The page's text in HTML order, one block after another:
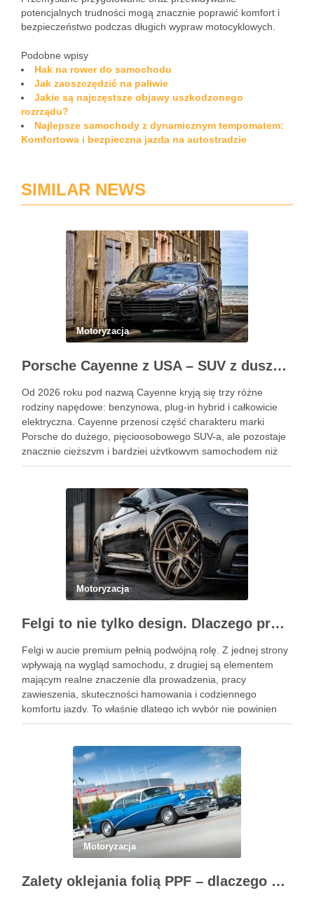
potencjalnych trudności mogą znacznie poprawić komfort i
bezpieczeństwo podczas długich wypraw motocyklowych.
Podobne wpisy
Hak na rower do samochodu
Jak zaoszczędzić na paliwie
Jakie są najczęstsze objawy uszkodzonego
rozrządu?
Najlepsze samochody z dynamicznym tempomatem:
Komfortowa i bezpieczna jazda na autostradzie
SIMILAR NEWS
Motoryzacja
Porsche Cayenne z USA – SUV z duszą 911
Od 2026 roku pod nazwą Cayenne kryją się trzy różne
rodziny napędowe: benzynowa, plug-in hybrid i całkowicie
elektryczna. Cayenne przenosi część charakteru marki
Porsche do dużego, pięcioosobowego SUV-a, ale pozostaje
znacznie cięższym i bardziej użytkowym samochodem niż
911. Podobne wpisy Jak rozpoznać objawy uszkodzonego
Motoryzacja
Felgi to nie tylko design. Dlaczego profesjonalny dobór jest ważniejszy niż niska cena na aukcji?
Felgi w aucie premium pełnią podwójną rolę. Z jednej strony
wpływają na wygląd samochodu, z drugiej są elementem
mającym realne znaczenie dla prowadzenia, pracy
zawieszenia, skuteczności hamowania i codziennego
komfortu jazdy. To właśnie dlatego ich wybór nie powinien
sprowadzać się wyłącznie do wzoru, koloru albo okazji
Motoryzacja
Zalety oklejania folią PPF – dlaczego warto zainwestować w ochronę lakieru?